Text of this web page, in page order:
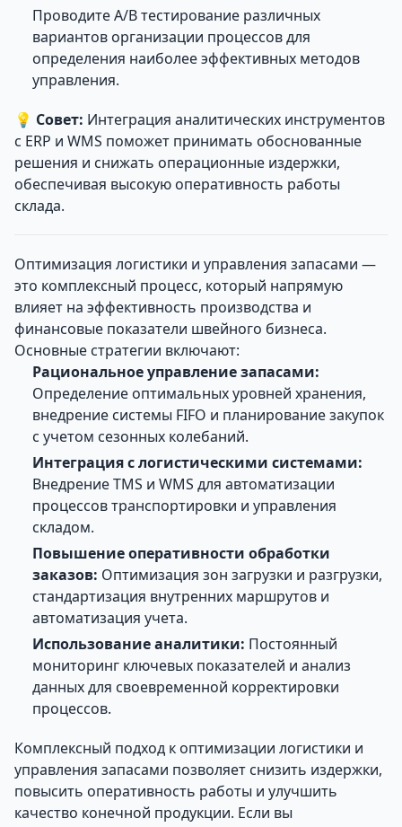
Проводите A/B тестирование различных
вариантов организации процессов для
определения наиболее эффективных методов
управления.
💡 Совет: Интеграция аналитических инструментов
с ERP и WMS поможет принимать обоснованные
решения и снижать операционные издержки,
обеспечивая высокую оперативность работы
склада.
Оптимизация логистики и управления запасами —
это комплексный процесс, который напрямую
влияет на эффективность производства и
финансовые показатели швейного бизнеса.
Основные стратегии включают:
Рациональное управление запасами:
Определение оптимальных уровней хранения,
внедрение системы FIFO и планирование закупок
с учетом сезонных колебаний.
Интеграция с логистическими системами:
Внедрение TMS и WMS для автоматизации
процессов транспортировки и управления
складом.
Повышение оперативности обработки
заказов: Оптимизация зон загрузки и разгрузки,
стандартизация внутренних маршрутов и
автоматизация учета.
Использование аналитики: Постоянный
мониторинг ключевых показателей и анализ
данных для своевременной корректировки
процессов.
Комплексный подход к оптимизации логистики и
управления запасами позволяет снизить издержки,
повысить оперативность работы и улучшить
качество конечной продукции. Если вы